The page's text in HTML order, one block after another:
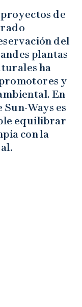
de
del
plantas
ha
y
En
Ways es
equilibrar
con la